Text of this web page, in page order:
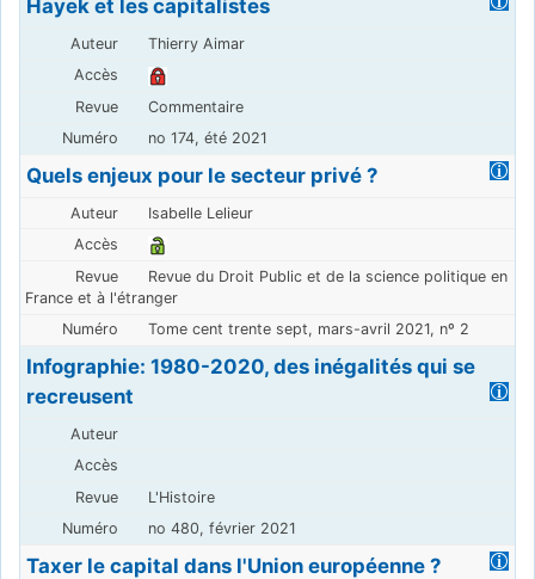
Hayek et les capitalistes
Thierry Aimar
Commentaire
no 174, été 2021
Quels enjeux pour le secteur privé ?
Isabelle Lelieur
Revue du Droit Public et de la science politique en
France et à l'étranger
Tome cent trente sept, mars-avril 2021, nº 2
Infographie: 1980-2020, des inégalités qui se
recreusent
L'Histoire
no 480, février 2021
Taxer le capital dans l'Union européenne ?